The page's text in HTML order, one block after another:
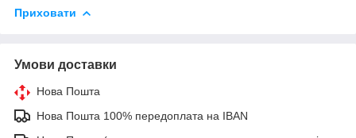
Приховати
Умови доставки
Нова Пошта
Нова Пошта 100% передоплата на IBAN